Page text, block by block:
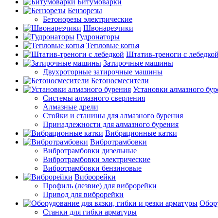
Битумоварки
Бензорезы
Бетонорезы электрические
Швонарезчики
Гудронаторы
Тепловые копья
Штатив-треноги с лебедкой
Затирочные машины
Двухроторные затирочные машины
Бетоносмесители
Установки алмазного
Системы алмазного сверления
Алмазные дрели
Стойки и станины для алмазного бурения
Принадлежности для алмазного бурения
Вибрационные катки
Вибротрамбовки
Вибротрамбовки дизельные
Вибротрамбовки электрические
Вибротрамбовки бензиновые
Виброрейки
Профиль (лезвие) для виброрейки
Привод для виброрейки
Станки для гибки арматуры